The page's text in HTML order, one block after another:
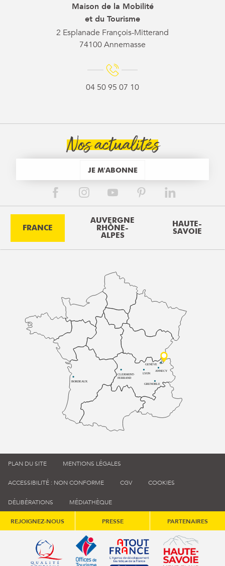
Maison de la Mobilité
et du Tourisme
2 Esplanade François-Mitterand
74100 Annemasse
04 50 95 07 10
Nos actualités
JE M'ABONNE
FRANCE
AUVERGNE
RHÔNE-
ALPES
HAUTE-
SAVOIE
BORDEAUX
CLERMONT-
FERRAND
LYON
ANNECY
GRENOBLE
GENÈVE
PLAN DU SITE MENTIONS LÉGALES
ACCESSIBILITÉ : NON CONFORME CGV COOKIES
DÉLIBÉRATIONS MÉDIATHÈQUE
REJOIGNEZ-NOUS PRESSE PARTENAIRES
Qualité tourisme (s'ouvre dans une nouvelle fenêtre)
Office de tourisme de France (s'ouvre
Atout France (s'ouvre dans